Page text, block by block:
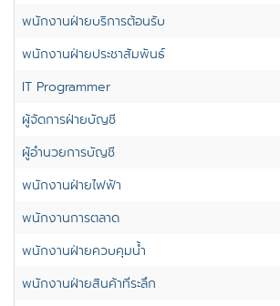
พนักงานฝ่ายบริการต้อนรับ
พนักงานฝ่ายประชาสัมพันธ์
IT Programmer
ผู้จัดการฝ่ายบัญชี
ผู้อำนวยการบัญชี
พนักงานฝ่ายไฟฟ้า
พนักงานการตลาด
พนักงานฝ่ายควบคุมน้ำ
พนักงานฝ่ายสินค้าที่ระลึก